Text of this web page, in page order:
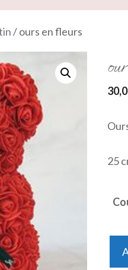
/ ours en fleurs
25